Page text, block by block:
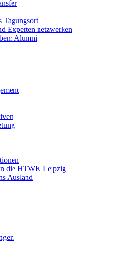
Tagungsort
Experten netzwerken
Alumni
die HTWK Leipzig
Ausland